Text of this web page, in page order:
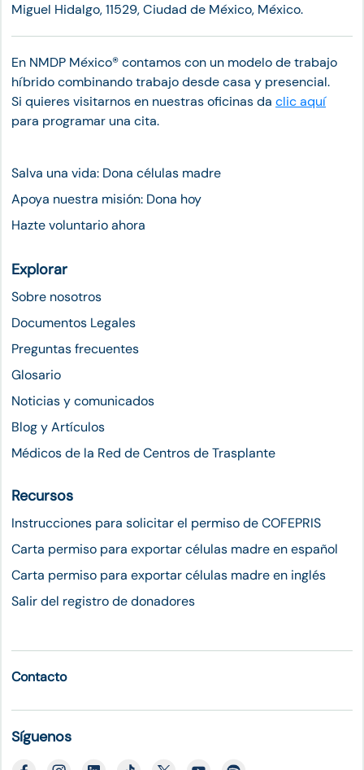
Miguel Hidalgo, 11529, Ciudad de México, México.
En NMDP México®︎ contamos con un modelo de trabajo
híbrido combinando trabajo desde casa y presencial.
Si quieres visitarnos en nuestras oficinas da clic aquí
para programar una cita.
Salva una vida: Dona células madre
Apoya nuestra misión: Dona hoy
Hazte voluntario ahora
Explorar
Sobre nosotros
Documentos Legales
Preguntas frecuentes
Glosario
Noticias y comunicados
Blog y Artículos
Médicos de la Red de Centros de Trasplante
Recursos
Instrucciones para solicitar el permiso de COFEPRIS
Carta permiso para exportar células madre en español
Carta permiso para exportar células madre en inglés
Salir del registro de donadores
Contacto
Síguenos